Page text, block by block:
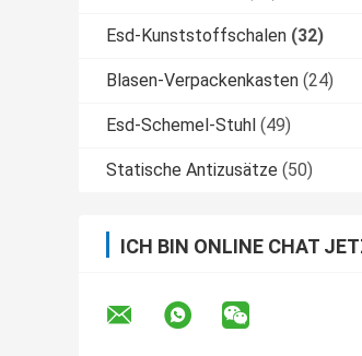
Esd-Kunststoffschalen (32)
Blasen-Verpackenkasten (24)
Esd-Schemel-Stuhl (49)
Statische Antizusätze (50)
ICH BIN ONLINE CHAT